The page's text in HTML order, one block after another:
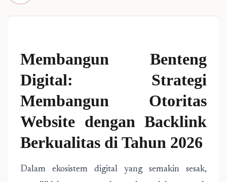
Membangun Benteng
Digital: Strategi
Membangun Otoritas
Website dengan Backlink
Berkualitas di Tahun 2026
Dalam ekosistem digital yang semakin sesak,